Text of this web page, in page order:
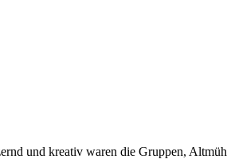
und kreativ waren die Gruppen,